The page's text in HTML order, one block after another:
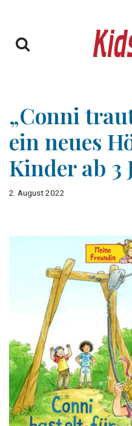
Inhalt
„Conni
ein neues
Kinder ab 3
2. August 2022